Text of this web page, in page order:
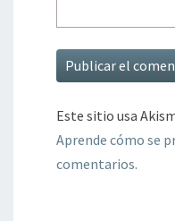
Este sitio usa
Aprende cómo se
comentarios.